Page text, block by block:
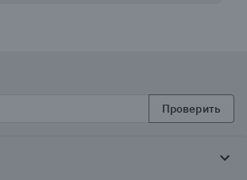
Проверить